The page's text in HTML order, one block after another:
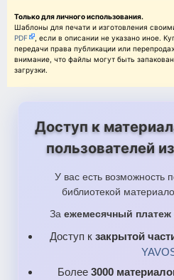
14 « ñÑΓ∩σ ºáí«Γ∩Γß∩.jpg
15 »«ºñαáó½∩Ñ¼.jpg
2 ñ½∩ óáß α«ñ¿ΓÑ½¿.jpg
5 ¬α«óáΓ¬¿.jpg
6 »«½«ΓÑ¡τ¿¬¿.jpg
7 αáßτÑß¬¿.jpg
éºá¿¼«ñÑ⌐ßΓó¿Ñ ß α«ñ¿Γ.jpg
Только для личного использования.
Шаблоны для печати и изготовления
PDF
, если в описании не указано иное.
передачи права публикации или
внимание, что файлы могут быть
загрузки.
Доступ к
пользователей
У вас есть возможность
библиотекой
За ежемесячный платеж
Доступ к закрытой
Более 3000